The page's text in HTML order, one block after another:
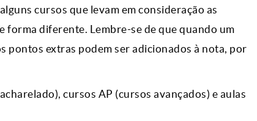
cursos que levam em consideração as
forma diferente. Lembre-se de que quando um
pontos extras podem ser adicionados à nota, por
cursos AP (cursos avançados) e aulas